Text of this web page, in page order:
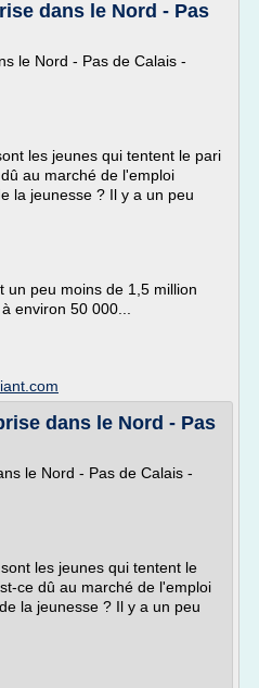
dans le Nord - Pas
le Nord - Pas de Calais -
les jeunes qui tentent le pari
au marché de l'emploi
la jeunesse ? Il y a un peu
un peu moins de 1,5 million
environ 50 000...
dans le Nord - Pas
le Nord - Pas de Calais -
les jeunes qui tentent le
ce dû au marché de l'emploi
la jeunesse ? Il y a un peu